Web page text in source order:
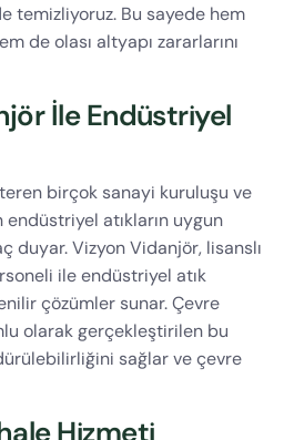
temizliyoruz. Bu sayede hem
de olası altyapı zararlarını
İle Endüstriyel
birçok sanayi kuruluşu ve
atıkların uygun
duyar. Vizyon Vidanjör, lisanslı
ile endüstriyel atık
çözümler sunar. Çevre
olarak gerçekleştirilen bu
sağlar ve çevre
Hizmeti